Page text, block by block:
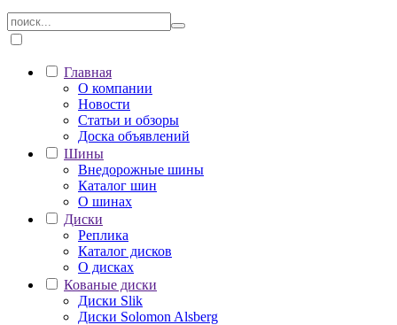
Главная
О компании
Новости
Статьи и обзоры
Доска объявлений
Шины
Внедорожные шины
Каталог шин
О шинах
Диски
Реплика
Каталог дисков
О дисках
Кованые диски
Диски Slik
Диски Solomon Alsberg